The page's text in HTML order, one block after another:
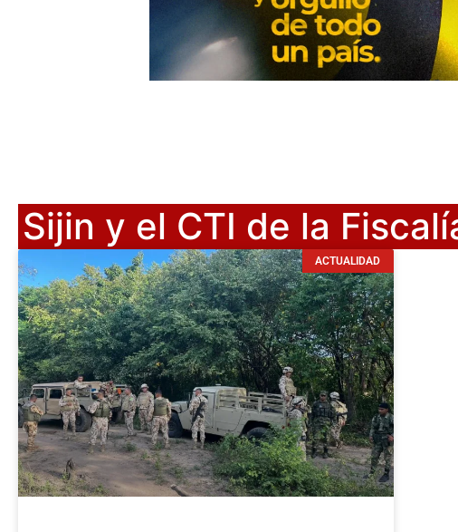
Sijin y el CTI de la
ACTUALIDAD